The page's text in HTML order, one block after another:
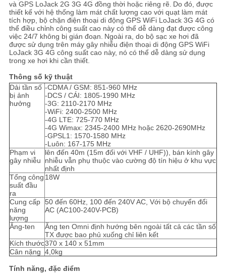
GIÁ
SƠ
ĐỒ
TRANG
WEB
PRIVACY
POLICY
và GPS LoJack 2G 3G 4G đồng thời hoặc riêng rẽ. Do đó, được
thiết kế với hệ thống làm mát chất lượng cao với quạt làm mát
tích hợp, bộ chặn điện thoại di động GPS WiFi LoJack 3G 4G có
thể điều chỉnh công suất cao này có thể dễ dàng đạt được công
việc 24/7 không bị gián đoạn. Ngoài ra, do bộ sạc xe hơi đã
được sử dụng trên máy gây nhiễu điện thoại di động GPS WiFi
LoJack 3G 4G công suất cao này, nó có thể dễ dàng sử dụng
trong xe hơi khi cần thiết.
Thông số kỹ thuật
Dải tần số
bị ảnh
hưởng
-CDMA / GSM: 851-960 MHz
-DCS / CÁI: 1805-1990 MHz
-3G: 2110-2170 MHz
-WiFi: 2400-2500 MHz
-4G LTE: 725-770 MHz
-4G Wimax: 2345-2400 MHz hoặc 2620-2690MHz
-GPSL1: 1570-1580 MHz
-Luôn: 167-175 MHz
Phạm vi
gây nhiễu
lên đến 40m (15m đối với VHF / UHF)), bán kính gây
nhiễu vẫn phụ thuộc vào cường độ tín hiệu ở khu vực
nhất định
Tổng công
suất đầu
ra
18W
Cung cấp
năng
lượng
50 đến 60Hz, 100 đến 240V AC, Với bộ chuyển đổi
AC (AC100-240V-PCB)
Ăng-ten
Ăng ten Omni định hướng bên ngoài tất cả các tần số
TX được bao phủ xuống chỉ liên kết
Kích thước370 x 140 x 51mm
Cân nặng 4,0kg
Tính năng, đặc điểm